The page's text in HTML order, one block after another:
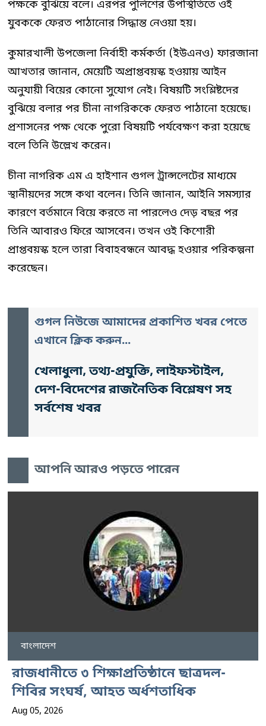
পক্ষকে বুঝিয়ে বলে। এরপর পুলিশের উপস্থিতিতে ওই
যুবককে ফেরত পাঠানোর সিদ্ধান্ত নেওয়া হয়।
কুমারখালী উপজেলা নির্বাহী কর্মকর্তা (ইউএনও) ফারজানা
আখতার জানান, মেয়েটি অপ্রাপ্তবয়স্ক হওয়ায় আইন
অনুযায়ী বিয়ের কোনো সুযোগ নেই। বিষয়টি সংশ্লিষ্টদের
বুঝিয়ে বলার পর চীনা নাগরিককে ফেরত পাঠানো হয়েছে।
প্রশাসনের পক্ষ থেকে পুরো বিষয়টি পর্যবেক্ষণ করা হয়েছে
বলে তিনি উল্লেখ করেন।
চীনা নাগরিক এম এ হাইশান গুগল ট্রান্সলেটের মাধ্যমে
স্থানীয়দের সঙ্গে কথা বলেন। তিনি জানান, আইনি সমস্যার
কারণে বর্তমানে বিয়ে করতে না পারলেও দেড় বছর পর
তিনি আবারও ফিরে আসবেন। তখন ওই কিশোরী
প্রাপ্তবয়স্ক হলে তারা বিবাহবন্ধনে আবদ্ধ হওয়ার পরিকল্পনা
করেছেন।
গুগল নিউজে আমাদের প্রকাশিত খবর পেতে
এখানে ক্লিক করুন...
খেলাধুলা, তথ্য-প্রযুক্তি, লাইফস্টাইল,
দেশ-বিদেশের রাজনৈতিক বিশ্লেষণ সহ
সর্বশেষ খবর
আপনি আরও পড়তে পারেন
বাংলাদেশ
রাজধানীতে ৩ শিক্ষাপ্রতিষ্ঠানে ছাত্রদল-
শিবির সংঘর্ষ, আহত অর্ধশতাধিক
Aug 05, 2026